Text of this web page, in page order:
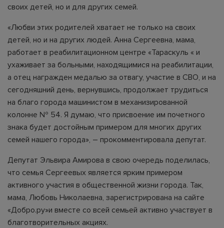
своих детей, но и для других семей.
«Любви этих родителей хватает не только на своих
детей, но и на других людей. Анна Сергеевна, мама,
работает в реабилитационном центре «Тараскуль « и
ухаживает за больными, находящимися на реабилитации,
а отец награжден медалью за отвагу, участие в СВО, и на
сегодняшний день, вернувшись, продолжает трудиться
на благо города машинистом в механизированной
колонне № 54. Я думаю, что присвоение им почетного
знака будет достойным примером для многих других
семей нашего города», – прокомментировала депутат.
Депутат Эльвира Амирова в свою очередь поделилась,
что семья Сергеевых является ярким примером
активного участия в общественной жизни города. Так,
мама, Любовь Николаевна, зарегистрирована на сайте
«Добро.ру»и вместе со всей семьей активно участвует в
благотворительных акциях.